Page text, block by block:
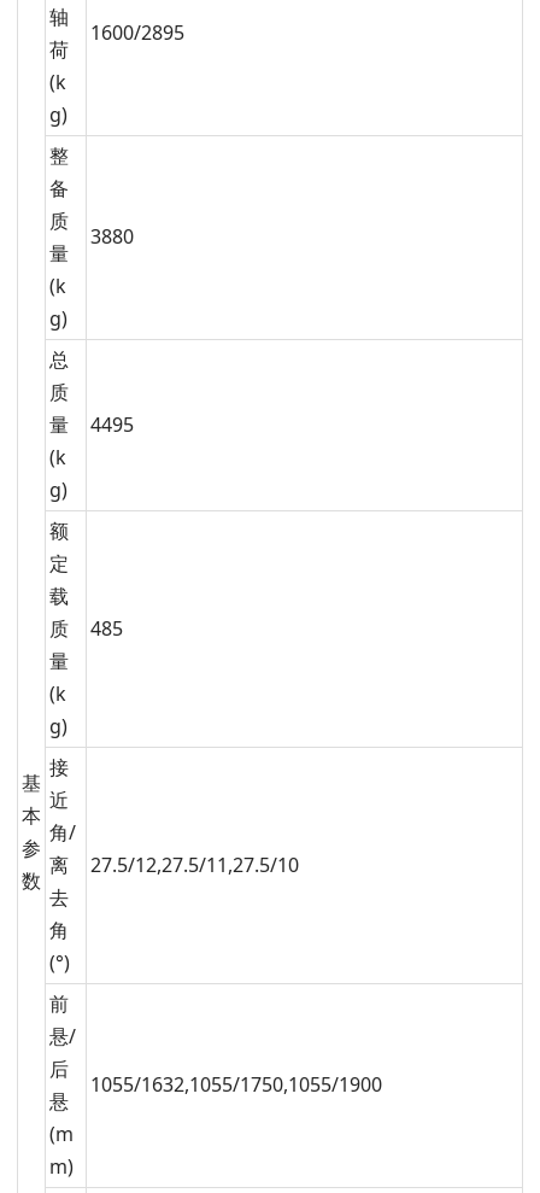
基
本
参
数
轴
荷
(k
g)
1600/2895
整
备
质
量
(k
g)
3880
总
质
量
(k
g)
4495
额
定
载
质
量
(k
g)
485
接
近
角/
离
去
角
(°)
27.5/12,27.5/11,27.5/10
前
悬/
后
悬
(m
m)
1055/1632,1055/1750,1055/1900